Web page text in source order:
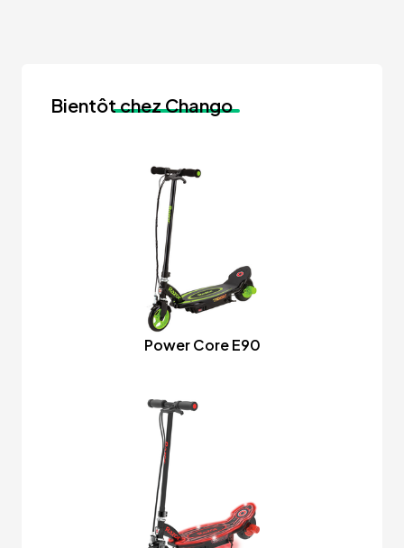
Bientôtchez Chango
Power Core E90